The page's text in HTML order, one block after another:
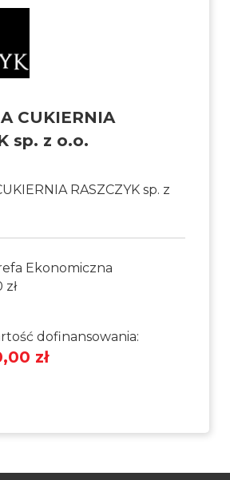
CUKIERNIA
sp. z o.o.
RASZCZYK sp. z
Ekonomiczna
dofinansowania:
zł